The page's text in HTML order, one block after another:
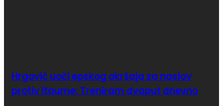
Hrgović uoči epskog okršaja za naslov
protiv Itaume: Treniram dvaput dnevno